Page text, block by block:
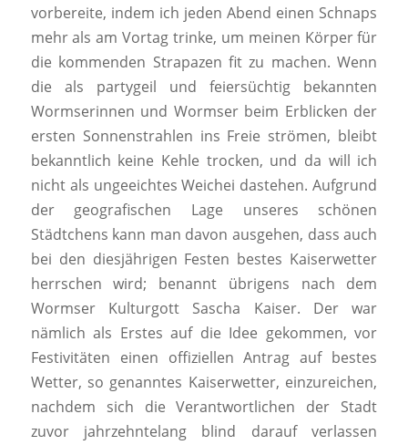
vorbereite, indem ich jeden Abend einen Schnaps
mehr als am Vortag trinke, um meinen Körper für
die kommenden Strapazen fit zu machen. Wenn
die als partygeil und feiersüchtig bekannten
Wormserinnen und Wormser beim Erblicken der
ersten Sonnenstrahlen ins Freie strömen, bleibt
bekanntlich keine Kehle trocken, und da will ich
nicht als ungeeichtes Weichei dastehen. Aufgrund
der geografischen Lage unseres schönen
Städtchens kann man davon ausgehen, dass auch
bei den diesjährigen Festen bestes Kaiserwetter
herrschen wird; benannt übrigens nach dem
Wormser Kulturgott Sascha Kaiser. Der war
nämlich als Erstes auf die Idee gekommen, vor
Festivitäten einen offiziellen Antrag auf bestes
Wetter, so genanntes Kaiserwetter, einzureichen,
nachdem sich die Verantwortlichen der Stadt
zuvor jahrzehntelang blind darauf verlassen